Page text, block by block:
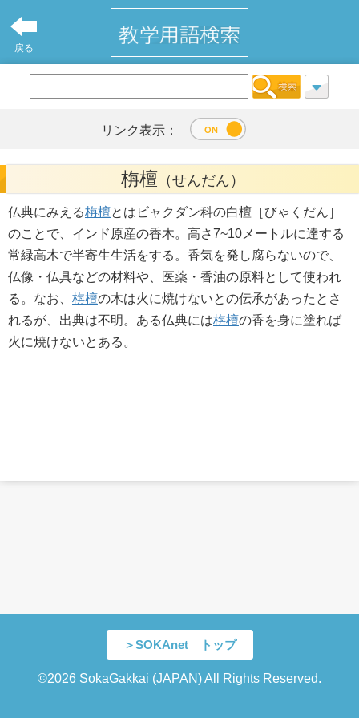
戻る
リンク表示：
栴檀 （せんだん）
仏典にみえる栴檀とはビャクダン科の白檀［びゃくだん］
のことで、インド原産の香木。高さ7~10メートルに達する
常緑高木で半寄生生活をする。香気を発し腐らないので、
仏像・仏具などの材料や、医薬・香油の原料として使われ
る。なお、 栴檀の木は火に焼けないとの伝承があったとさ
れるが、出典は不明。ある仏典には栴檀の香を身に塗れば
火に焼けないとある。
＞SOKAnet トップ
©2026 SokaGakkai (JAPAN) All Rights Reserved.